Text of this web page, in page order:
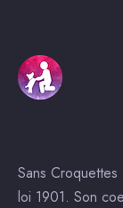
Sans
loi 1901. Son